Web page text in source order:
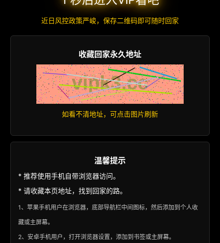
近日风控政策严峻，保存二维码即可随时回家
收藏回家永久地址
如看不清地址，可点击图片刷新
温馨提示
* 推荐使用手机自带浏览器访问。
* 请收藏本页地址，找到回家的路。
1、苹果手机用户在浏览器，底部导航栏中间图标，然后添加到个人收
藏或主屏幕。
2、安卓手机用户，打开浏览器设置，添加到书签或主屏幕。